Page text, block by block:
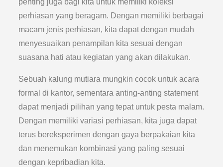
penting juga bagi kita untuk memiliki koleksi
perhiasan yang beragam. Dengan memiliki berbagai
macam jenis perhiasan, kita dapat dengan mudah
menyesuaikan penampilan kita sesuai dengan
suasana hati atau kegiatan yang akan dilakukan.
Sebuah kalung mutiara mungkin cocok untuk acara
formal di kantor, sementara anting-anting statement
dapat menjadi pilihan yang tepat untuk pesta malam.
Dengan memiliki variasi perhiasan, kita juga dapat
terus bereksperimen dengan gaya berpakaian kita
dan menemukan kombinasi yang paling sesuai
dengan kepribadian kita.